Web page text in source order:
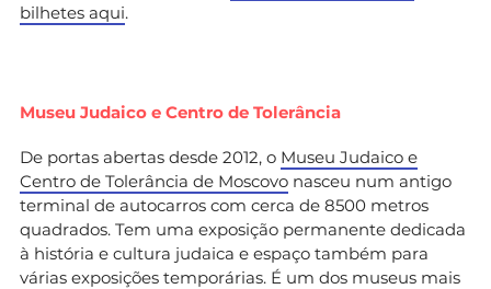
bilhetes aqui.
Museu Judaico e Centro de Tolerância
De portas abertas desde 2012, o Museu Judaico e
Centro de Tolerância de Moscovo nasceu num antigo
terminal de autocarros com cerca de 8500 metros
quadrados. Tem uma exposição permanente dedicada
à história e cultura judaica e espaço também para
várias exposições temporárias. É um dos museus mais